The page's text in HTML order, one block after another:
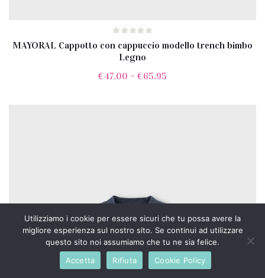
MAYORAL Cappotto con cappuccio modello trench bimbo
Legno
€47.00 – €65.95
Utilizziamo i cookie per essere sicuri che tu possa avere la
migliore esperienza sul nostro sito. Se continui ad utilizzare
questo sito noi assumiamo che tu ne sia felice.
Accetta
Rifiuta Cookie Policy